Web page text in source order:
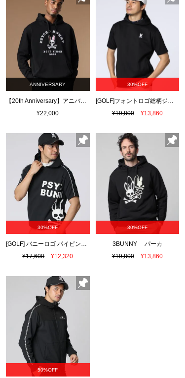
ANNIVERSARY
【20th Anniversary】アニバーサリーリミテッドエディション パーカ
¥22,000
30%OFF
[GOLF]フォントロゴ総柄ジャガード 半袖フーディ
¥19,800
¥13,860
30%OFF
¥17,600
¥12,320
30%OFF
3BUNNY パーカ
¥19,800
¥13,860
50%OFF